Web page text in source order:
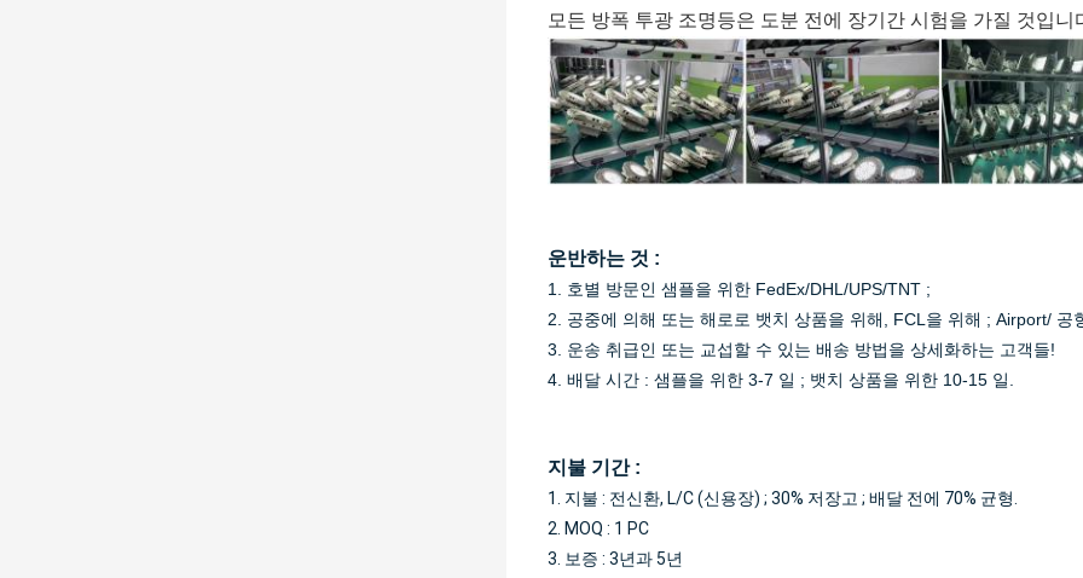
모든 방폭 투광 조명등은 도분 전에 장기간 시험을 가질 것입니
운반하는 것 :
1. 호별 방문인 샘플을 위한 FedEx/DHL/UPS/TNT ;
2. 공중에 의해 또는 해로로 뱃치 상품을 위해, FCL을 위해 ; Airport/ 공
3. 운송 취급인 또는 교섭할 수 있는 배송 방법을 상세화하는 고객들!
4. 배달 시간 : 샘플을 위한 3-7 일 ; 뱃치 상품을 위한 10-15 일.
지불 기간 :
1. 지불 : 전신환, L/C (신용장) ; 30% 저장고 ; 배달 전에 70% 균형.
2. MOQ : 1 PC
3. 보증 : 3년과 5년